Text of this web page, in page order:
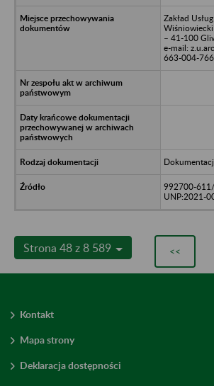
Zakład
Wiśniowiecki
– 41-100
e-mail:
663-004-
992700-
UNP:2021-
Strona 48 z 8 589 <<
Kontakt
Mapa strony
Deklaracja dostępności